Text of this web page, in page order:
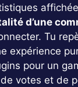
d’une
Tu
expérience
pour un
votes et de